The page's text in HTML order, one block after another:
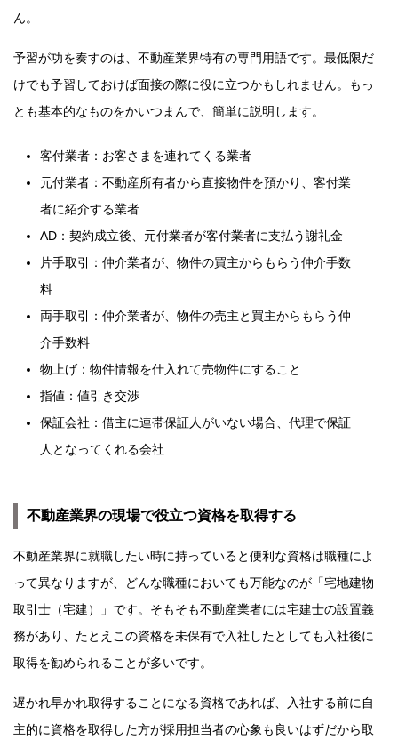
ん。
予習が功を奏すのは、不動産業界特有の専門用語です。最低限だ
けでも予習しておけば面接の際に役に立つかもしれません。もっ
とも基本的なものをかいつまんで、簡単に説明します。
客付業者：お客さまを連れてくる業者
元付業者：不動産所有者から直接物件を預かり、客付業
者に紹介する業者
AD：契約成立後、元付業者が客付業者に支払う謝礼金
片手取引：仲介業者が、物件の買主からもらう仲介手数
料
両手取引：仲介業者が、物件の売主と買主からもらう仲
介手数料
物上げ：物件情報を仕入れて売物件にすること
指値：値引き交渉
保証会社：借主に連帯保証人がいない場合、代理で保証
人となってくれる会社
不動産業界の現場で役立つ資格を取得する
不動産業界に就職したい時に持っていると便利な資格は職種によ
って異なりますが、どんな職種においても万能なのが「宅地建物
取引士（宅建）」です。そもそも不動産業者には宅建士の設置義
務があり、たとえこの資格を未保有で入社したとしても入社後に
取得を勧められることが多いです。
遅かれ早かれ取得することになる資格であれば、入社する前に自
主的に資格を取得した方が採用担当者の心象も良いはずだから取